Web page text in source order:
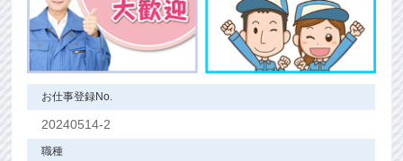
お仕事登録No.
20240514-2
職種